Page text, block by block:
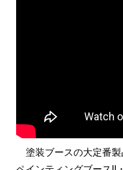
塗装ブースの大定番製